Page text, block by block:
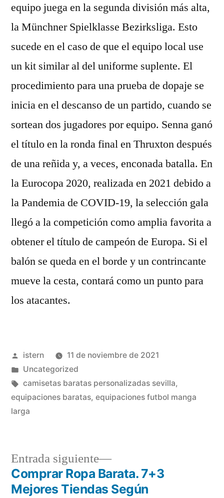
equipo juega en la segunda división más alta,
la Münchner Spielklasse Bezirksliga. Esto
sucede en el caso de que el equipo local use
un kit similar al del uniforme suplente. El
procedimiento para una prueba de dopaje se
inicia en el descanso de un partido, cuando se
sortean dos jugadores por equipo. Senna ganó
el título en la ronda final en Thruxton después
de una reñida y, a veces, enconada batalla. En
la Eurocopa 2020, realizada en 2021 debido a
la Pandemia de COVID-19, la selección gala
llegó a la competición como amplia favorita a
obtener el título de campeón de Europa. Si el
balón se queda en el borde y un contrincante
mueve la cesta, contará como un punto para
los atacantes.
Publicado
por
istern
11 de noviembre de 2021
Publicado
en
Uncategorized
Etiquetas:
camisetas baratas personalizadas sevilla,
equipaciones baratas, equipaciones futbol manga
larga
Navegación
Entrada siguiente
Entrada
siguiente:
Comprar Ropa Barata. 7+3
Mejores Tiendas Según